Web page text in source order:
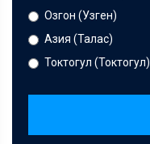
Озгон (Узген)
Азия (Талас)
Токтогул (Токтогул)